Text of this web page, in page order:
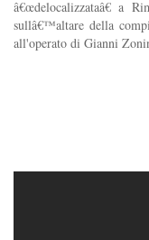
â€œdelocalizzataâ€ a
sullâ€™altare della
all'operato di Gianni